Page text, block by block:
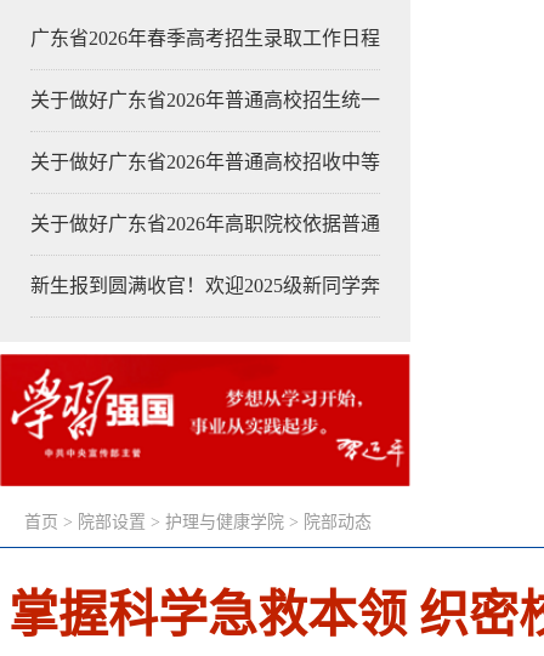
广东省2026年春季高考招生录取工作日程
关于做好广东省2026年普通高校招生统一
关于做好广东省2026年普通高校招收中等
关于做好广东省2026年高职院校依据普通
新生报到圆满收官！欢迎2025级新同学奔
首页 > 院部设置 > 护理与健康学院 > 院部动态
掌握科学急救本领 织密